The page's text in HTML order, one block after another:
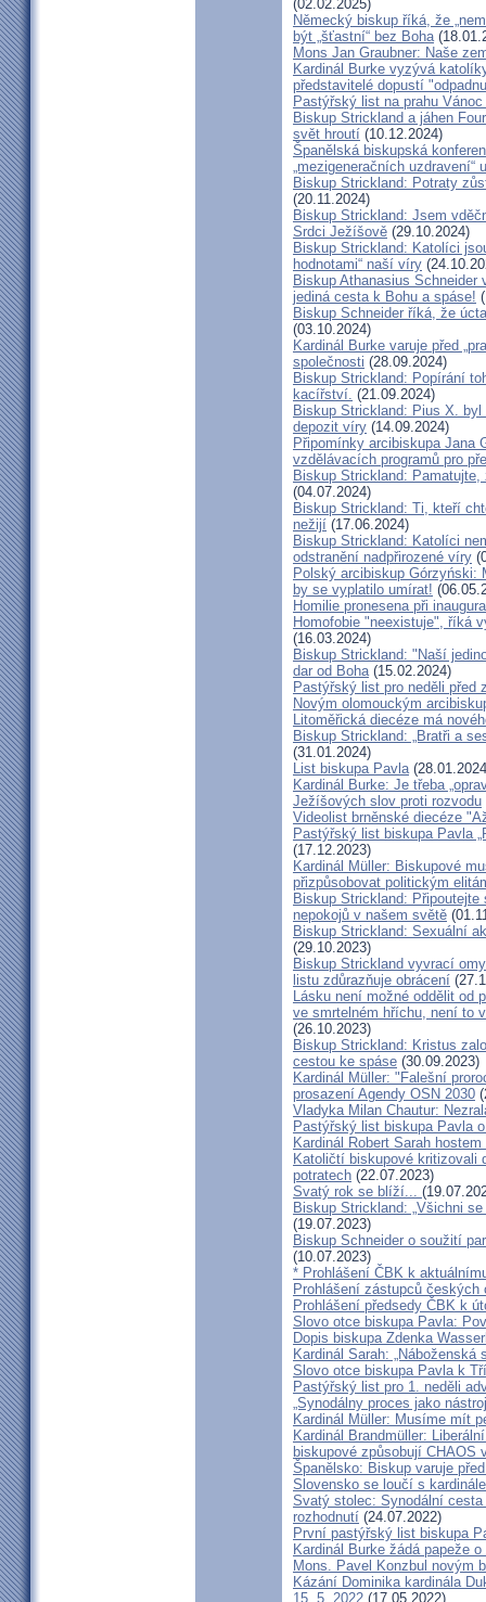
(02.02.2025)
Německý biskup říká, že
být „šťastní“ bez Boha
Mons Jan Graubner: Naše
Kardinál Burke vyzývá
představitelé dopustí
Pastýřský list na prahu
Biskup Strickland a jáhen
svět hroutí (10.12.2024)
Španělská biskupská
„mezigeneračních
Biskup Strickland: Potraty
(20.11.2024)
Biskup Strickland: Jsem
Srdci Ježíšově (29.10.2024)
Biskup Strickland: Katolíci
hodnotami“ naší víry
Biskup Athanasius
jediná cesta k Bohu a spáse!
Biskup Schneider říká, že
(03.10.2024)
Kardinál Burke varuje před
společnosti (28.09.2024)
Biskup Strickland: Popírání
kacířství. (21.09.2024)
Biskup Strickland: Pius X.
depozit víry (14.09.2024)
Připomínky arcibiskupa Jana
vzdělávacích programů pro
Biskup Strickland:
(04.07.2024)
Biskup Strickland: Ti, kteří
nežijí (17.06.2024)
Biskup Strickland: Katolíci
odstranění nadpřirozené víry
Polský arcibiskup Górzyński:
by se vyplatilo umírat!
Homilie pronesena při
Homofobie "neexistuje", říká
(16.03.2024)
Biskup Strickland: "Naší
dar od Boha(15.02.2024)
Pastýřský list pro neděli před
Novým olomouckým
Litoměřická diecéze má
Biskup Strickland: „Bratři a
(31.01.2024)
List biskupa Pavla
Kardinál Burke: Je třeba
Ježíšových slov proti rozvodu
Videolist brněnské diecéze
Pastýřský list biskupa Pavla
(17.12.2023)
Kardinál Müller: Biskupové
přizpůsobovat politickým
Biskup Strickland:
nepokojů v našem světě
Biskup Strickland: Sexuální
(29.10.2023)
Biskup Strickland vyvrací
listu zdůrazňuje obrácení
Lásku není možné oddělit od
ve smrtelném hříchu, není to
(26.10.2023)
Biskup Strickland: Kristus
cestou ke spáse (30.09.2023)
Kardinál Müller: "Falešní
prosazení Agendy OSN 2030
Vladyka Milan Chautur:
Pastýřský list biskupa Pavla
Kardinál Robert Sarah
Katoličtí biskupové kritizovali
potratech (22.07.2023)
Svatý rok se blíží...
Biskup Strickland: „Všichni
(19.07.2023)
Biskup Schneider o soužití
(10.07.2023)
* Prohlášení ČBK k
Prohlášení zástupců
Prohlášení předsedy ČBK k
Slovo otce biskupa Pavla:
Dopis biskupa Zdenka
Kardinál Sarah: „Náboženská
Slovo otce biskupa Pavla k
Pastýřský list pro 1. neděli
„Synodálny proces jako
Kardinál Müller: Musíme mít
Kardinál Brandmüller:
biskupové způsobují CHAOS
Španělsko: Biskup varuje
Slovensko se loučí s
Svatý stolec: Synodální
rozhodnutí (24.07.2022)
První pastýřský list biskupa
Kardinál Burke žádá papeže
Mons. Pavel Konzbul novým
Kázání Dominika kardinála
15. 5. 2022 (17.05.2022)